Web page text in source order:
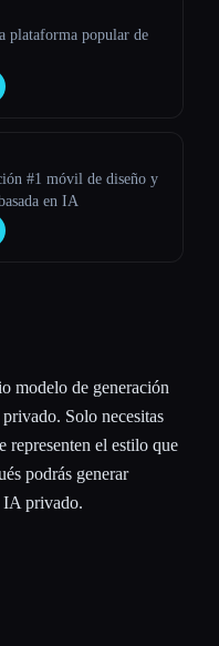
plataforma popular de
#1 móvil de diseño y
en IA
modelo de generación
Solo necesitas
representen el estilo que
podrás generar
IA privado.